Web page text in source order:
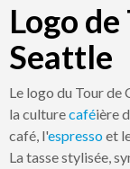
Logo
Seattle
Le logo du Tour de
la culturecaféière
café, l'espressoet
La tasse stylisée,